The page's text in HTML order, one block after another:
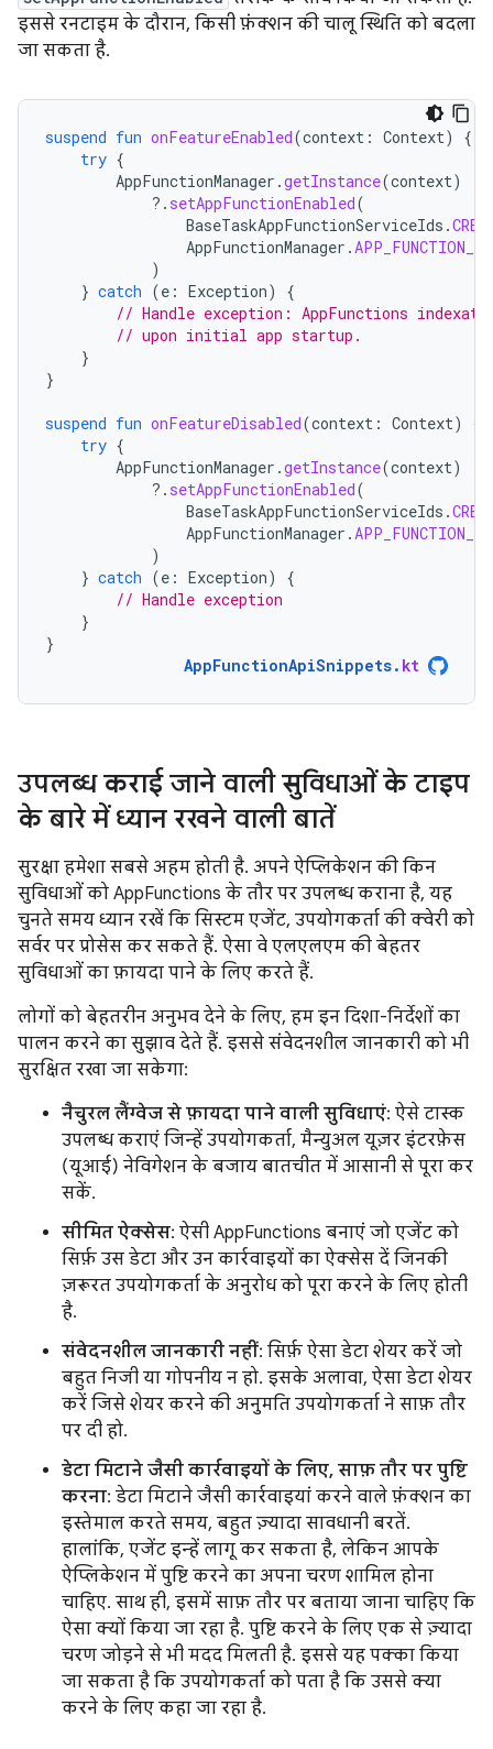
इससे रनटाइम के दौरान, किसी फ़ंक्शन की चालू स्थिति को बदला
जा सकता है.
suspend fun onFeatureEnabled(context : Context)
{
try {
AppFunctionManager .getInstance(context)
?. setAppFunctionEnabled(
BaseTaskAppFunctionServiceIds .
AppFunctionManager .
)
} catch (e : Exception)
{
// Handle exception: AppFunctions
// upon initial app startup.
}
}
suspend fun onFeatureDisabled(context : Context)
{
try {
AppFunctionManager .getInstance(context)
?. setAppFunctionEnabled(
BaseTaskAppFunctionServiceIds .
AppFunctionManager .
)
} catch (e : Exception)
{
// Handle exception
}
}
AppFunctionApiSnippets. kt
उपलब्ध कराई जाने वाली सुविधाओं के टाइप
के बारे में ध्यान रखने वाली बातें
सुरक्षा हमेशा सबसे अहम होती है. अपने ऐप्लिकेशन की किन
सुविधाओं को AppFunctions के तौर पर उपलब्ध कराना है, यह
चुनते समय ध्यान रखें कि सिस्टम एजेंट, उपयोगकर्ता की क्वेरी को
सर्वर पर प्रोसेस कर सकते हैं. ऐसा वे एलएलएम की बेहतर
सुविधाओं का फ़ायदा पाने के लिए करते हैं.
लोगों को बेहतरीन अनुभव देने के लिए, हम इन दिशा-निर्देशों का
पालन करने का सुझाव देते हैं. इससे संवेदनशील जानकारी को भी
सुरक्षित रखा जा सकेगा:
नैचुरल लैंग्वेज से फ़ायदा पाने वाली सुविधाएं: ऐसे टास्क
उपलब्ध कराएं जिन्हें उपयोगकर्ता, मैन्युअल यूज़र इंटरफ़ेस
(यूआई) नेविगेशन के बजाय बातचीत में आसानी से पूरा कर
सकें.
सीमित ऐक्सेस: ऐसी AppFunctions बनाएं जो एजेंट को
सिर्फ़ उस डेटा और उन कार्रवाइयों का ऐक्सेस दें जिनकी
ज़रूरत उपयोगकर्ता के अनुरोध को पूरा करने के लिए होती
है.
संवेदनशील जानकारी नहीं: सिर्फ़ ऐसा डेटा शेयर करें जो
बहुत निजी या गोपनीय न हो. इसके अलावा, ऐसा डेटा शेयर
करें जिसे शेयर करने की अनुमति उपयोगकर्ता ने साफ़ तौर
पर दी हो.
डेटा मिटाने जैसी कार्रवाइयों के लिए, साफ़ तौर पर पुष्टि
करना: डेटा मिटाने जैसी कार्रवाइयां करने वाले फ़ंक्शन का
इस्तेमाल करते समय, बहुत ज़्यादा सावधानी बरतें.
हालांकि, एजेंट इन्हें लागू कर सकता है, लेकिन आपके
ऐप्लिकेशन में पुष्टि करने का अपना चरण शामिल होना
चाहिए. साथ ही, इसमें साफ़ तौर पर बताया जाना चाहिए कि
ऐसा क्यों किया जा रहा है. पुष्टि करने के लिए एक से ज़्यादा
चरण जोड़ने से भी मदद मिलती है. इससे यह पक्का किया
जा सकता है कि उपयोगकर्ता को पता है कि उससे क्या
करने के लिए कहा जा रहा है.